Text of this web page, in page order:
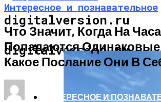
digitalversion.ru
digitalversion.ru
АВТО МОТО
ИНТЕРЕСНОЕ И
Интересное и познавательное
Что Значит, Когда На
Попадаются
Какое Послание Они В